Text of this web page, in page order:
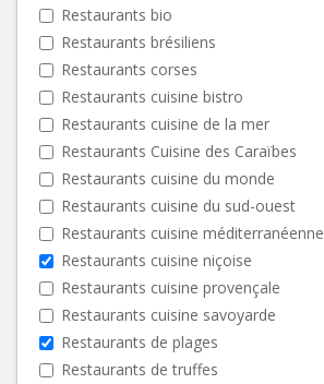
Restaurants bio
Restaurants brésiliens
Restaurants corses
Restaurants cuisine bistro
Restaurants cuisine de la mer
Restaurants Cuisine des Caraïbes
Restaurants cuisine du monde
Restaurants cuisine du sud-ouest
Restaurants cuisine méditerranéenne
Restaurants cuisine niçoise
Restaurants cuisine provençale
Restaurants cuisine savoyarde
Restaurants de plages
Restaurants de truffes